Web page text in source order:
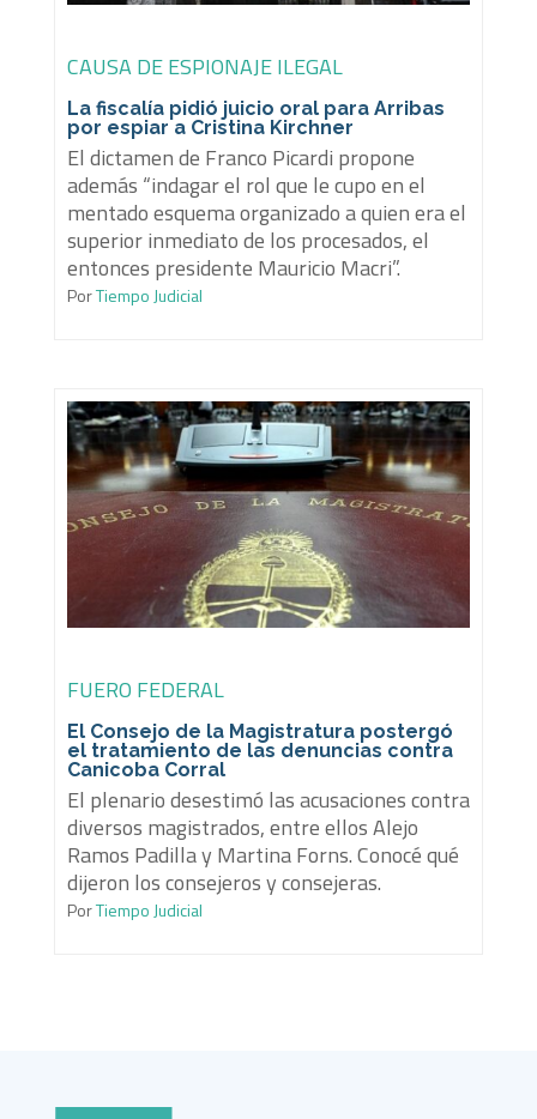
CAUSA DE ESPIONAJE ILEGAL
La fiscalía pidió juicio oral para Arribas
por espiar a Cristina Kirchner
El dictamen de Franco Picardi propone
además “indagar el rol que le cupo en el
mentado esquema organizado a quien era el
superior inmediato de los procesados, el
entonces presidente Mauricio Macri”.
PorTiempo Judicial
FUERO FEDERAL
El Consejo de la Magistratura postergó
el tratamiento de las denuncias contra
Canicoba Corral
El plenario desestimó las acusaciones contra
diversos magistrados, entre ellos Alejo
Ramos Padilla y Martina Forns. Conocé qué
dijeron los consejeros y consejeras.
PorTiempo Judicial